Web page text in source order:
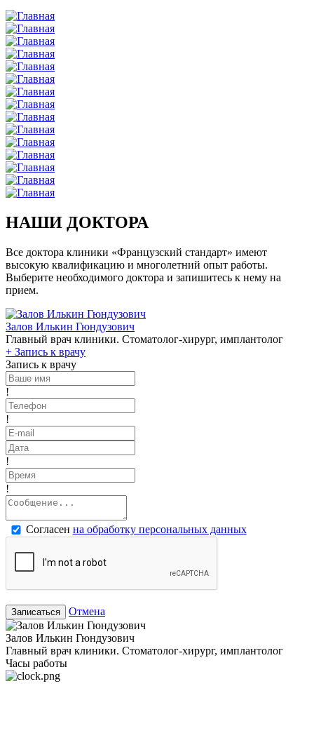
НАШИ ДОКТОРА
Все доктора клиники «Французский стандарт» имеют
высокую квалификацию и многолетний опыт работы.
Выберите необходимого доктора и запишитесь к нему на
прием.
Залов Илькин Гюндузович
Главный врач клиники. Стоматолог-хирург, имплантолог
+ Запись к врачу
Запись к врачу
!
!
!
!
Согласен на обработку персональных данных
Записаться Отмена
Залов Илькин Гюндузович
Главный врач клиники. Стоматолог-хирург, имплантолог
Часы работы